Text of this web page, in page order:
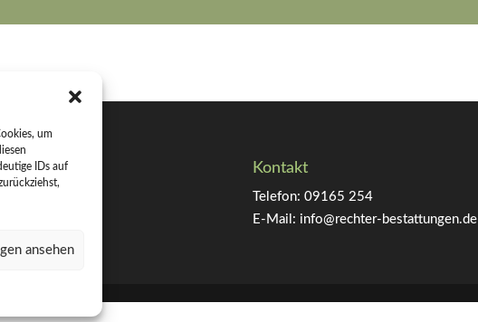
um
IDs auf
ansehen
Kontakt
Telefon: 09165 254
E-Mail: info@rechter-bestattungen.de